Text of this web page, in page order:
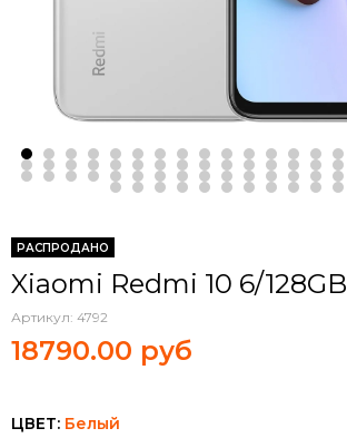
РАСПРОДАНО
Xiaomi Redmi 10 6/128GB
Артикул: 4792
18790.00 руб
ЦВЕТ: Белый